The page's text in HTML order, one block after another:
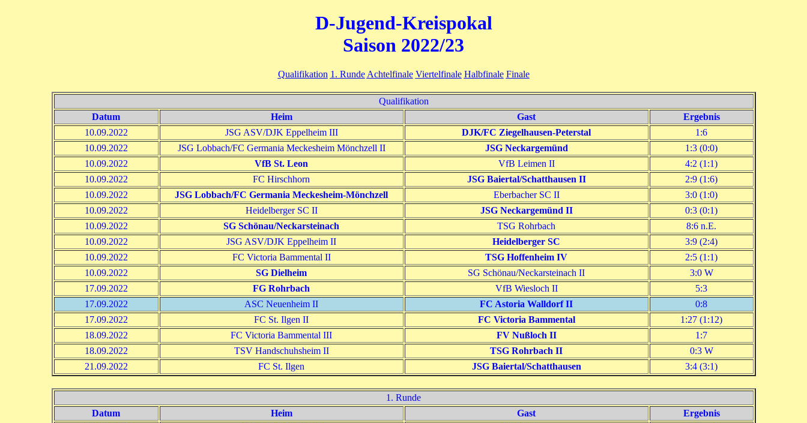
D-Jugend-Kreispokal
Saison 2022/23
Qualifikation 1. Runde Achtelfinale Viertelfinale Halbfinale Finale
Qualifikation
Datum
Heim Gast
Ergebnis
10.09.2022
JSG ASV/DJK Eppelheim III DJK/FC Ziegelhausen-Peterstal
1:6
10.09.2022
JSG Lobbach/FC Germania Meckesheim Mönchzell II JSG Neckargemünd
1:3 (0:0)
10.09.2022
VfB St. Leon VfB Leimen II
4:2 (1:1)
10.09.2022
FC Hirschhorn JSG Baiertal/Schatthausen II
2:9 (1:6)
10.09.2022
JSG Lobbach/FC Germania Meckesheim-Mönchzell Eberbacher SC II
3:0 (1:0)
10.09.2022
Heidelberger SC II JSG Neckargemünd II
0:3 (0:1)
10.09.2022
SG Schönau/Neckarsteinach TSG Rohrbach
8:6 n.E.
10.09.2022
JSG ASV/DJK Eppelheim II Heidelberger SC
3:9 (2:4)
10.09.2022
FC Victoria Bammental II TSG Hoffenheim IV
2:5 (1:1)
10.09.2022
SG Dielheim SG Schönau/Neckarsteinach II
3:0 W
17.09.2022
FG Rohrbach VfB Wiesloch II
5:3
17.09.2022
ASC Neuenheim II FC Astoria Walldorf II
0:8
17.09.2022
FC St. Ilgen II FC Victoria Bammental
1:27 (1:12)
18.09.2022
FC Victoria Bammental III FV Nußloch II
1:7
18.09.2022
TSV Handschuhsheim II TSG Rohrbach II
0:3 W
21.09.2022
FC St. Ilgen JSG Baiertal/Schatthausen 3:4 (3:1)
1. Runde
Datum
Heim Gast
Ergebnis